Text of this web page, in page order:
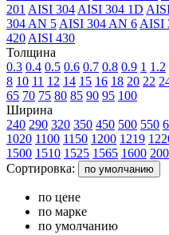
201 AISI 304 AISI 304 1D
304 AN 5 AISI 304 AN 6 AISI
420 AISI 430
Толщина
0.3 0.4 0.5 0.6 0.7 0.8 0.9 1 1.2
8 10 11 12 14 15 16 18 20 22
65 70 75 80 85 90 95 100
Ширина
240 290 320 350 450 500 550
1020 1100 1150 1200 1219
1500 1510 1525 1565 1600
Сортировка:
по умолчанию
по цене
по марке
по умолчанию